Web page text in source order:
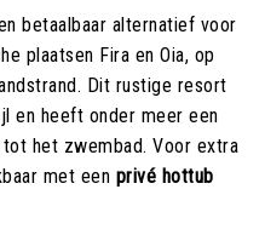
betaalbaar alternatief voor
plaatsen Fira en Oia, op
Dit rustige resort
en heeft onder meer een
het zwembad. Voor extra
met een privé hottub